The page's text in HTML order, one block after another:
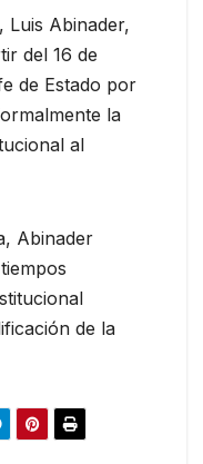
Luis Abinader,
del 16 de
de Estado por
la
al
Abinader
de la